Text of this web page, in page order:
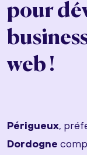
pour
web !
Périgueux,
Dordogne